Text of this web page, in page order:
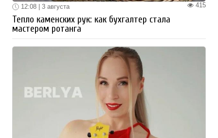
415
12:08 | 3 августа
Тепло каменских рук: как бухгалтер стала
мастером ротанга